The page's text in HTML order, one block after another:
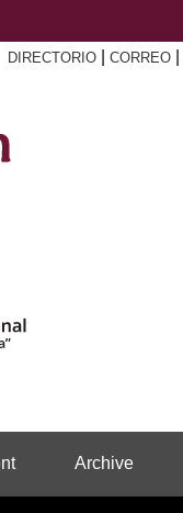
DIRECTORIO CORREO
Archive